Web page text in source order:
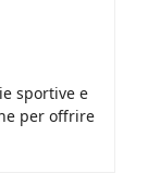
sportive e
per offrire